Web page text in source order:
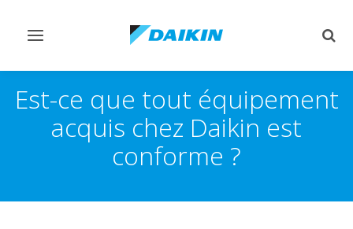
Afficher/masquer
Est-ce que tout équipement
acquis chez Daikin est
conforme ?